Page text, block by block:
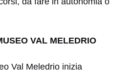
VAL MELEDRIO
Val Meledrio inizia